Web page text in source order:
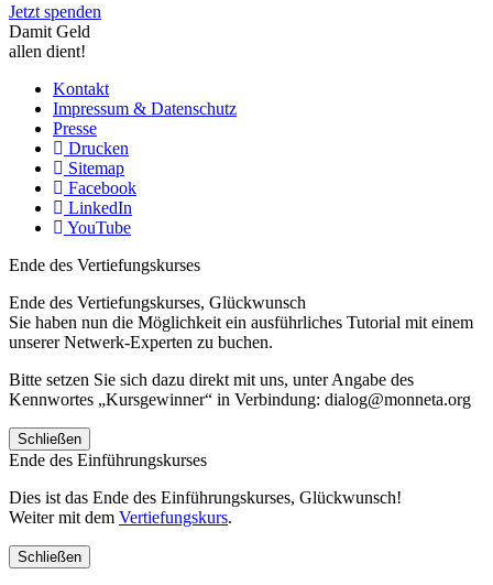
Jetzt spenden
Damit Geld
allen dient!
Kontakt
Impressum & Datenschutz
Presse
Drucken
Sitemap
Facebook
LinkedIn
YouTube
Ende des Vertiefungskurses
Ende des Vertiefungskurses, Glückwunsch
Sie haben nun die Möglichkeit ein ausführliches Tutorial mit einem
unserer Netwerk-Experten zu buchen.
Bitte setzen Sie sich dazu direkt mit uns, unter Angabe des
Kennwortes „Kursgewinner“ in Verbindung: dialog@monneta.org
Schließen
Ende des Einführungskurses
Dies ist das Ende des Einführungskurses, Glückwunsch!
Weiter mit dem Vertiefungskurs.
Schließen